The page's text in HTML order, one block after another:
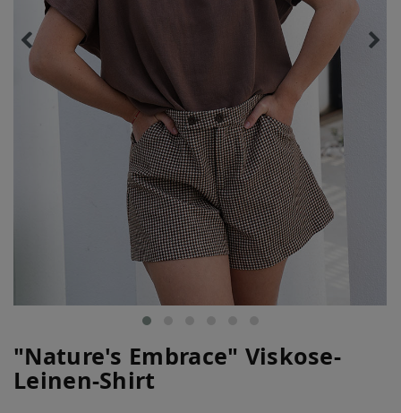
"Nature's Embrace" Viskose-
Leinen-Shirt